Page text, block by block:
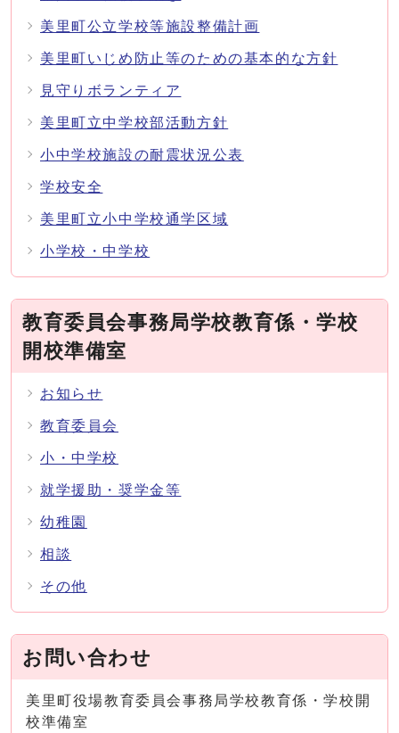
美里町公立学校等施設整備計画
美里町いじめ防止等のための基本的な方針
見守りボランティア
美里町立中学校部活動方針
小中学校施設の耐震状況公表
学校安全
美里町立小中学校通学区域
小学校・中学校
教育委員会事務局学校教育係・学校
開校準備室
お知らせ
教育委員会
小・中学校
就学援助・奨学金等
幼稚園
相談
その他
お問い合わせ
美里町役場教育委員会事務局学校教育係・学校開
校準備室